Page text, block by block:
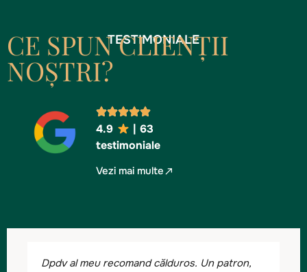
TESTIMONIALE
CE SPUN CLIENȚII
NOȘTRI?
4.9
| 63
testimoniale
Vezi mai multe
Dpdv al meu recomand călduros. Un patron,